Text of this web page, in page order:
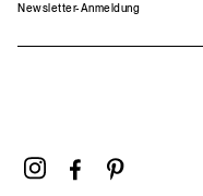
Newsletter-Anmeldung